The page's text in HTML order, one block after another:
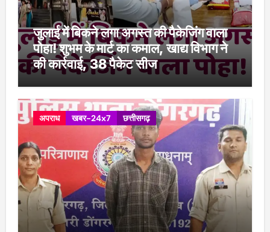
जुलाई में बिकने लगा अगस्त की पैकेजिंग वाला
पोहा! शुभम के मार्ट का कमाल, खाद्य विभाग ने
की कार्रवाई, 38 पैकेट सीज
अपराध खबर-24x7 छत्तीसगढ़